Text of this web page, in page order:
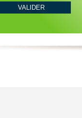
VALIDER